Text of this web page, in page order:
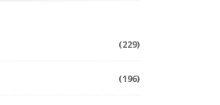
(229)
(196)